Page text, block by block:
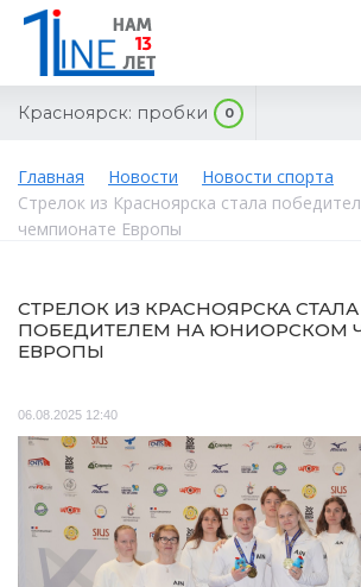
Красноярск: пробки 0
Главная Новости
Новости спорта
Стрелок из Красноярска стала
чемпионате Европы
СТРЕЛОК ИЗ КРАСНОЯРСКА СТАЛА
ПОБЕДИТЕЛЕМ НА ЮНИОРСКОМ
ЕВРОПЫ
06.08.2025 12:40